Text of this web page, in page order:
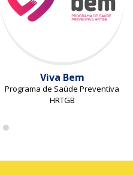
Viva Bem
Programa de Saúde Preventiva
HRTGB